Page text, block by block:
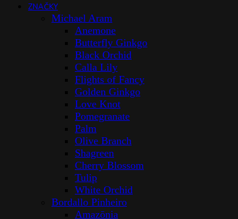
ZNAČKY
Michael Aram
Anemone
Butterfly Ginkgo
Black Orchid
Calla Lily
Flights of Fancy
Golden Ginkgo
Love Knot
Pomegranate
Palm
Olive Branch
Shagreen
Cherry Blossom
Tulip
White Orchid
Bordallo Pinheiro
Amazōnia